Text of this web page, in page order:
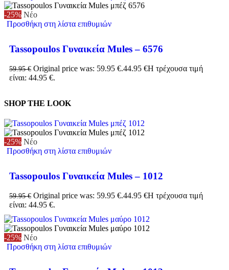
-25% Νέο
Προσθήκη στη λίστα επιθυμιών
Tassopoulos Γυναικεία Mules – 6576
59.95€ Original price was: 59.95 €.44.95 €Η τρέχουσα τιμή
είναι: 44.95 €.
SHOP THE LOOK
-25% Νέο
Προσθήκη στη λίστα επιθυμιών
Tassopoulos Γυναικεία Mules – 1012
59.95€ Original price was: 59.95 €.44.95 €Η τρέχουσα τιμή
είναι: 44.95 €.
-25% Νέο
Προσθήκη στη λίστα επιθυμιών